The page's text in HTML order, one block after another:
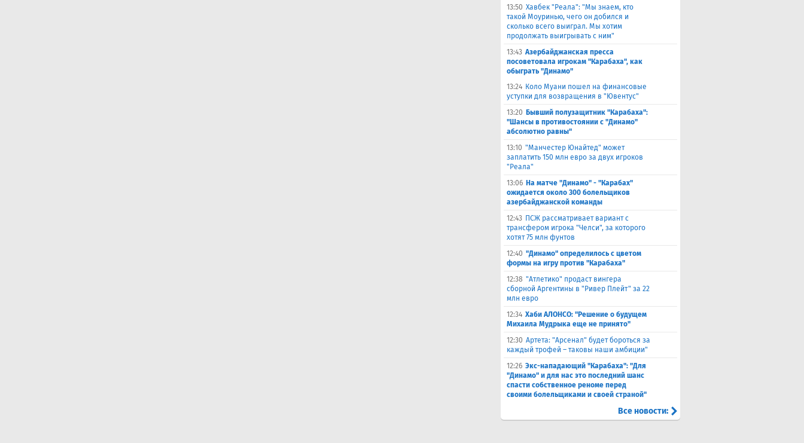
13:50 Хавбек "Реала": "Мы знаем, кто
такой Моуринью, чего он добился и
сколько всего выиграл. Мы хотим
продолжать выигрывать с ним"
13:43 Азербайджанская пресса
посоветовала игрокам "Карабаха", как
обыграть "Динамо"
13:24 Коло Муани пошел на финансовые
уступки для возвращения в "Ювентус"
13:20 Бывший полузащитник "Карабаха":
"Шансы в противостоянии с "Динамо"
абсолютно равны"
13:10 "Манчестер Юнайтед" может
заплатить 150 млн евро за двух игроков
"Реала"
13:06 На матче "Динамо" - "Карабах"
ожидается около 300 болельщиков
азербайджанской команды
12:43 ПСЖ рассматривает вариант с
трансфером игрока "Челси", за которого
хотят 75 млн фунтов
12:40 "Динамо" определилось с цветом
формы на игру против "Карабаха"
12:38 "Атлетико" продаст вингера
сборной Аргентины в "Ривер Плейт" за 22
млн евро
12:34 Хаби АЛОНСО: "Решение о будущем
Михаила Мудрыка еще не принято"
12:30 Артета: "Арсенал" будет бороться за
каждый трофей – таковы наши амбиции"
12:26 Экс-нападающий "Карабаха": "Для
"Динамо" и для нас это последний шанс
спасти собственное реноме перед
своими болельщиками и своей страной"
Все новости: